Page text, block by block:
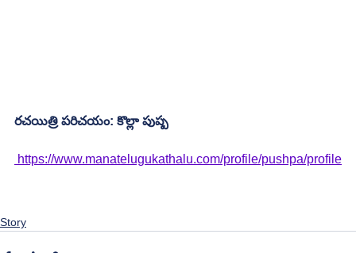
రచయిత్రి పరిచయం: కొల్లా పుష్ప
https://www.manatelugukathalu.com/profile/pushpa/profile
Story